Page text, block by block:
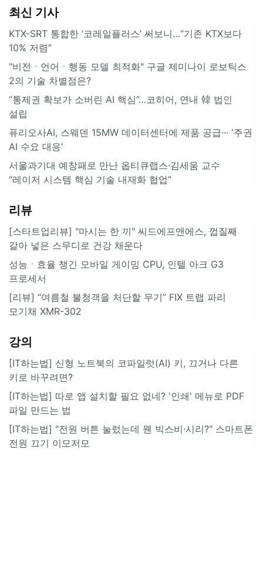
최신 기사
KTX-SRT 통합한 ‘코레일플러스’ 써보니…“기존 KTX보다
10% 저렴”
"비전ㆍ언어ㆍ행동 모델 최적화" 구글 제미나이 로보틱스
2의 기술 차별점은?
“통제권 확보가 소버린 AI 핵심”…코히어, 연내 韓 법인
설립
퓨리오사AI, 스웨덴 15MW 데이터센터에 제품 공급··· '주권
AI 수요 대응'
서울과기대 예창패로 만난 옵티큐랩스·김세움 교수
“레이저 시스템 핵심 기술 내재화 협업”
리뷰
[스타트업리뷰] "마시는 한 끼" 씨드에프앤에스, 껍질째
갈아 넣은 스무디로 건강 채운다
성능ㆍ효율 챙긴 모바일 게이밍 CPU, 인텔 아크 G3
프로세서
[리뷰] “여름철 불청객을 처단할 무기” FIX 트랩 파리
모기채 XMR-302
강의
[IT하는법] 신형 노트북의 코파일럿(AI) 키, 끄거나 다른
키로 바꾸려면?
[IT하는법] 따로 앱 설치할 필요 없네? '인쇄' 메뉴로 PDF
파일 만드는 법
[IT하는법] "전원 버튼 눌렀는데 웬 빅스비·시리?" 스마트폰
전원 끄기 이모저모